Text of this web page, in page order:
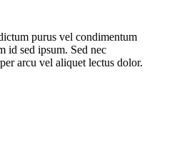
purus vel condimentum
id sed ipsum. Sed nec
arcu vel aliquet lectus dolor.